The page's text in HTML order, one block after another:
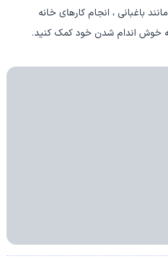
باغبانی ، انجام کارهای خانه
خوش اندام شدن خود کمک کنید.